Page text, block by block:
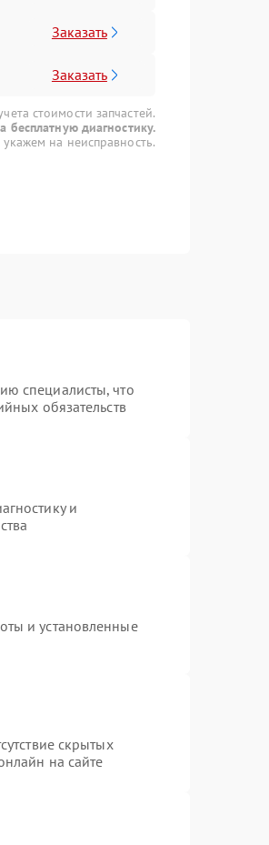
Заказать
Заказать
стоимости запчастей.
бесплатную диагностику.
на неисправность.
специалисты, что
обязательств
и
и установленные
скрытых
на сайте